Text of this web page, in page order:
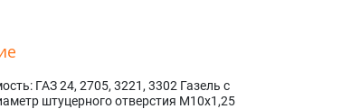
ГАЗ 24, 2705, 3221, 3302 Газель с
штуцерного отверстия М10х1,25